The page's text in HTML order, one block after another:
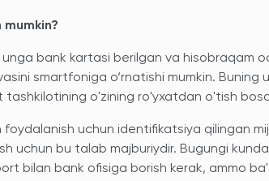
unga bank kartasi berilgan va hisobraqam
smartfoniga o‘rnatishi mumkin. Buning
tashkilotining o'zining ro'yxatdan o'tish
uchun identifikatsiya qilingan
uchun bu talab majburiydir. Bugungi
bilan bank ofisiga borish kerak, ammo